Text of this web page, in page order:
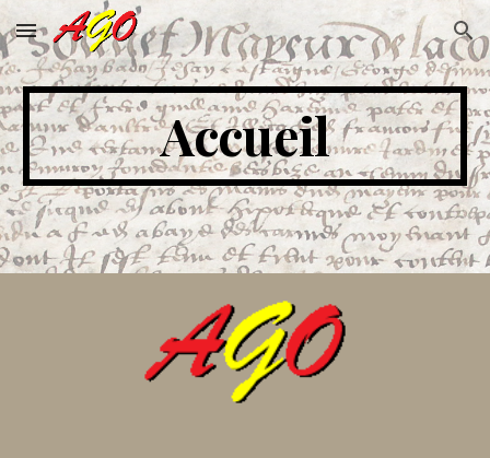
Skip to main content Skip to navigation
Accueil